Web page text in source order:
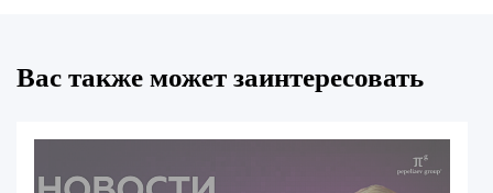
Вас также может заинтересовать